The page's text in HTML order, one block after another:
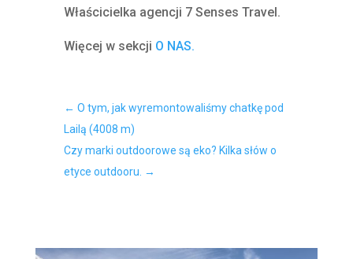
Właścicielka agencji 7 Senses Travel.
Więcej w sekcji O NAS.
← O tym, jak wyremontowaliśmy chatkę pod
Lailą (4008 m)
Czy marki outdoorowe są eko? Kilka słów o
etyce outdooru. →